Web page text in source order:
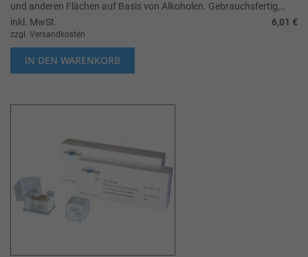
und anderen Flächen auf Basis von Alkoholen. Gebrauchsfertig,
sehr breit wirks...
inkl. MwSt. 6,01 €
zzgl. Versandkosten
IN DEN WARENKORB